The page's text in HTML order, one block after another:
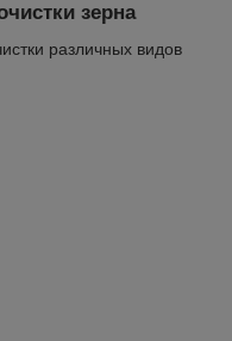
зерна
различных видов